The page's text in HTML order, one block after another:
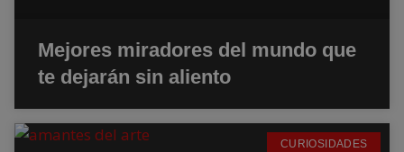
Mejores miradores del mundo que
te dejarán sin aliento
CURIOSIDADES